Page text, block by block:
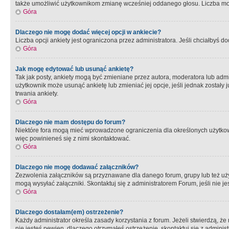
także umożliwić użytkownikom zmianę wcześniej oddanego głosu. Liczba
Góra
Dlaczego nie mogę dodać więcej opcji w ankiecie?
Liczba opcji ankiety jest ograniczona przez administratora. Jeśli chciałbyś
Góra
Jak mogę edytować lub usunąć ankietę?
Tak jak posty, ankiety mogą być zmieniane przez autora, moderatora lub
użytkownik może usunąć ankietę lub zmieniać jej opcje, jeśli jednak
trwania ankiety.
Góra
Dlaczego nie mam dostępu do forum?
Niektóre fora mogą mieć wprowadzone ograniczenia dla określonych
więc powinieneś się z nimi skontaktować.
Góra
Dlaczego nie mogę dodawać załączników?
Zezwolenia załączników są przyznawane dla danego forum, grupy lub też
mogą wysyłać załączniki. Skontaktuj się z administratorem Forum, jeśli nie
Góra
Dlaczego dostałam(em) ostrzeżenie?
Każdy administrator określa zasady korzystania z forum. Jeżeli stwierdzą,